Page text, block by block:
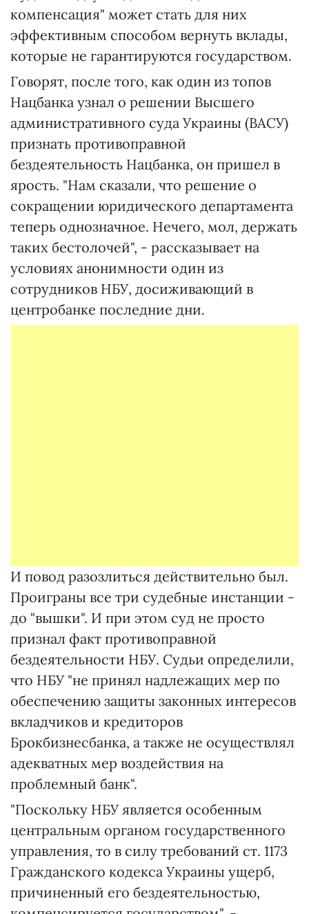
компенсация" может стать для них
эффективным способом вернуть вклады,
которые не гарантируются государством.
Говорят, после того, как один из топов
Нацбанка узнал о решении Высшего
административного суда Украины (ВАСУ)
признать противоправной
бездеятельность Нацбанка, он пришел в
ярость. "Нам сказали, что решение о
сокращении юридического департамента
теперь однозначное. Нечего, мол, держать
таких бестолочей", - рассказывает на
условиях анонимности один из
сотрудников НБУ, досиживающий в
центробанке последние дни.
И повод разозлиться действительно был.
Проиграны все три судебные инстанции -
до "вышки". И при этом суд не просто
признал факт противоправной
бездеятельности НБУ. Судьи определили,
что НБУ "не принял надлежащих мер по
обеспечению защиты законных интересов
вкладчиков и кредиторов
Брокбизнесбанка, а также не осуществлял
адекватных мер воздействия на
проблемный банк".
"Поскольку НБУ является особенным
центральным органом государственного
управления, то в силу требований ст. 1173
Гражданского кодекса Украины ущерб,
причиненный его бездеятельностью,